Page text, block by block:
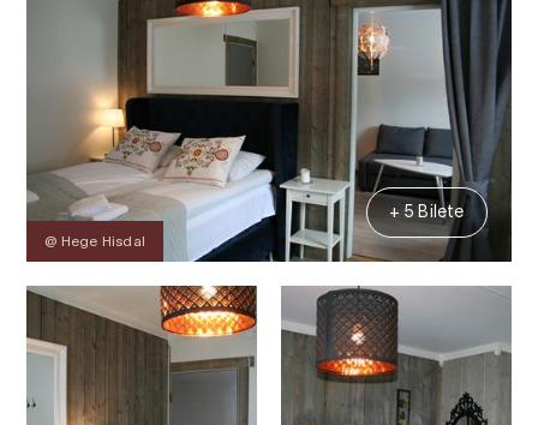
@ Hege Hisdal
+ 5 Bilete